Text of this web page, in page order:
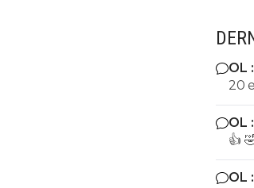
OL
plus
20
ne
OL
👍
OL